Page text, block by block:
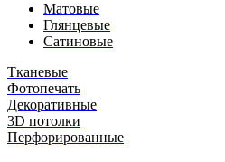
Матовые
Глянцевые
Сатиновые
Тканевые
Фотопечать
Декоративные
3D потолки
Перфорированные